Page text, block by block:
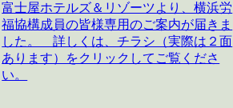
富士屋ホテルズ＆リゾーツより、横浜労
福協構成員の皆様専用のご案内が届きま
した。 詳しくは、チラシ（実際は２面
あります）をクリックしてご覧くださ
い。